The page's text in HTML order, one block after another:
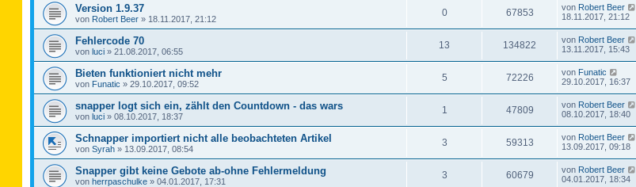
Version 1.9.37
von Robert Beer » 18.11.2017, 21:12
0 67853 von Robert Beer
18.11.2017, 21:12
Fehlercode 70
von luci » 21.08.2017, 06:55
13 134822 von Robert Beer
13.11.2017, 15:43
Bieten funktioniert nicht mehr
von Funatic » 29.10.2017, 09:52
5 72226 von Funatic
29.10.2017, 16:37
snapper logt sich ein, zählt den Countdown - das wars
von luci » 08.10.2017, 18:37
1 47809 von Robert Beer
08.10.2017, 18:40
Schnapper importiert nicht alle beobachteten Artikel
von Syrah » 13.09.2017, 08:54
3 59313 von Robert Beer
13.09.2017, 09:18
Snapper gibt keine Gebote ab-ohne Fehlermeldung
von herrpaschulke » 04.01.2017, 17:31
3 60679 von Robert Beer
04.01.2017, 18:34